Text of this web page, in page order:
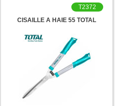
CISAILLE A HAIE 55 TOTAL
T2372